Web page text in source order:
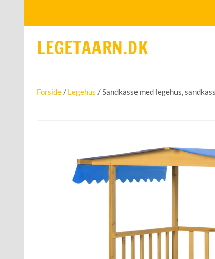
LEGETAARN.DK
Forside / Legehus / Sandkasse med legehus,